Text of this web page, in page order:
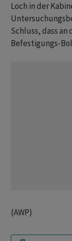
Loch in der
Schluss, dass
Befestigungs-
(AWP)